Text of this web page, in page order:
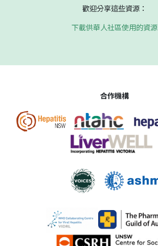
歡迎分享這些資源：
下載供華人社區使用的資源
合作機構